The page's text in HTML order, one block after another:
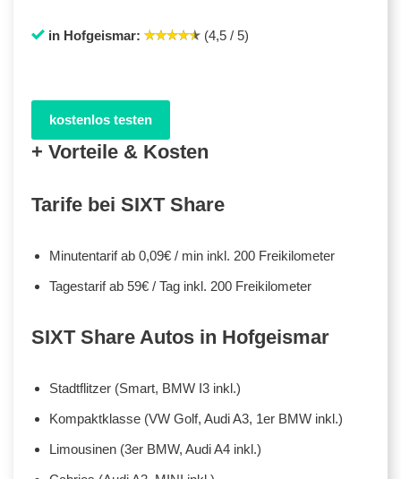
in Hofgeismar: (4,5 / 5)
kostenlos testen
+ Vorteile & Kosten
Tarife bei SIXT Share
Minutentarif ab 0,09€ / min inkl. 200 Freikilometer
Tagestarif ab 59€ / Tag inkl. 200 Freikilometer
SIXT Share Autos in Hofgeismar
Stadtflitzer (Smart, BMW I3 inkl.)
Kompaktklasse (VW Golf, Audi A3, 1er BMW inkl.)
Limousinen (3er BMW, Audi A4 inkl.)